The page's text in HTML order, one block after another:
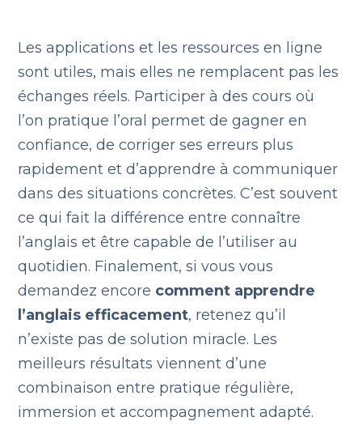
Les applications et les ressources en ligne
sont utiles, mais elles ne remplacent pas les
échanges réels. Participer à des cours où
l’on pratique l’oral permet de gagner en
confiance, de corriger ses erreurs plus
rapidement et d’apprendre à communiquer
dans des situations concrètes. C’est souvent
ce qui fait la différence entre connaître
l’anglais et être capable de l’utiliser au
quotidien. Finalement, si vous vous
demandez encore comment apprendre
l’anglais efficacement, retenez qu’il
n’existe pas de solution miracle. Les
meilleurs résultats viennent d’une
combinaison entre pratique régulière,
immersion et accompagnement adapté.